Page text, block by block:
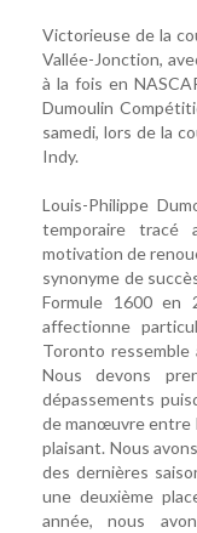
Victorieuse de la
Vallée-Jonction,
à la fois en
Dumoulin
samedi, lors de la
Indy.
Louis-Philippe
temporaire tracé
motivation de
synonyme de
Formule 1600 en
affectionne
Toronto ressemble
Nous devons
dépassements
de manœuvre entre
plaisant. Nous
des dernières
une deuxième
année, nous